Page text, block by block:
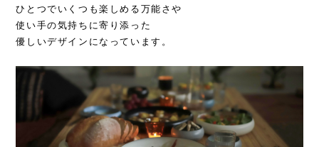
ひとつでいくつも楽しめる万能さや
使い手の気持ちに寄り添った
優しいデザインになっています。